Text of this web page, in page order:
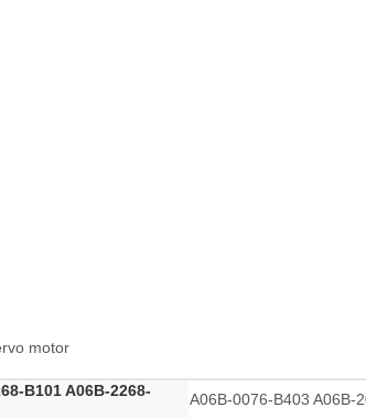
motor
B101 A06B-2268-
A06B-0076-B403 A06B-